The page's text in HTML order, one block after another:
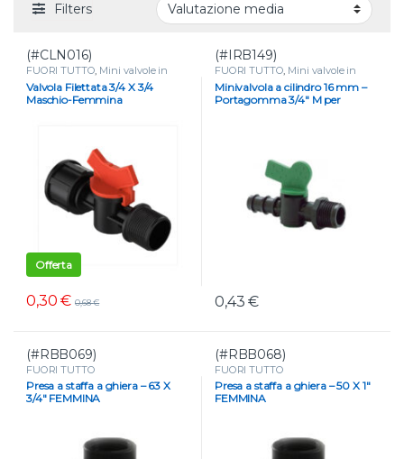
Filters
(#CLN016)
FUORI TUTTO, Mini valvole in
plastica ,Mini valvole portagomma
e tape,VALVOLE
Valvola Filettata 3/4 X 3/4
Maschio-Femmina
Offerta
0,30€ 0,68€
(#IRB149)
FUORI TUTTO, Mini valvole in
plastica, Mini valvole portagomma
e tape,VALVOLE
Minivalvola a cilindro 16 mm –
Portagomma 3/4″ M per
0,43€
(#RBB069)
FUORI TUTTO
Presa a staffa a ghiera – 63 X
3/4″ FEMMINA
(#RBB068)
FUORI TUTTO
Presa a staffa a ghiera – 50 X 1″
FEMMINA